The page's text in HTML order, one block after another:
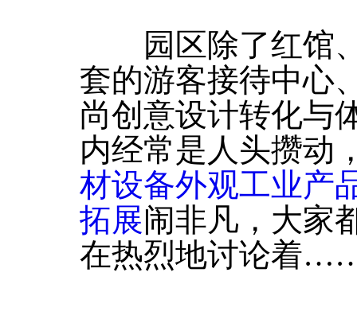
园区除了红馆、
套的游客接待中心
尚创意设计转化与
内经常是人头攒动
材设备外观工业产
拓展闹非凡，大家
在热烈地讨论着